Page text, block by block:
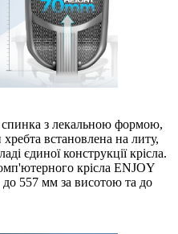
спинка з лекальною формою,
встановлена ​​на литу,
єдиної конструкції крісла.
крісла ENJOY
557 мм за висотою та до